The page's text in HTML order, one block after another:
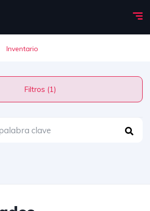
Inventario
Filtros (1)